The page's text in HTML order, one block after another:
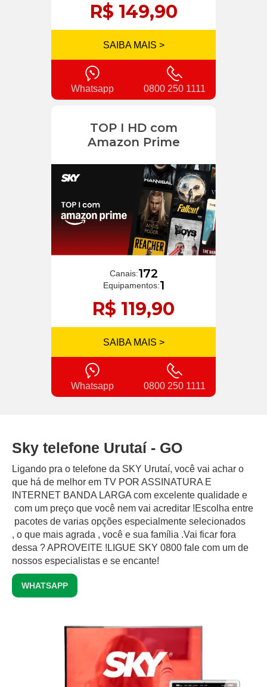
R$ 149,90
SAIBA MAIS >
Whatsapp 0800 250 1111
TOP I HD com
Amazon Prime
Canais:172
Equipamentos:1
R$ 119,90
SAIBA MAIS >
Whatsapp 0800 250 1111
Sky telefone Urutaí - GO
Ligando pra o telefone da SKY Urutaí, você vai achar o
que há de melhor em TV POR ASSINATURA E
INTERNET BANDA LARGA com excelente qualidade e
com um preço que você nem vai acreditar !Escolha entre
pacotes de varias opções especialmente selecionados
, o que mais agrada , você e sua família .Vai ficar fora
dessa ? APROVEITE !LIGUE SKY 0800 fale com um de
nossos especialistas e se encante!
WHATSAPP